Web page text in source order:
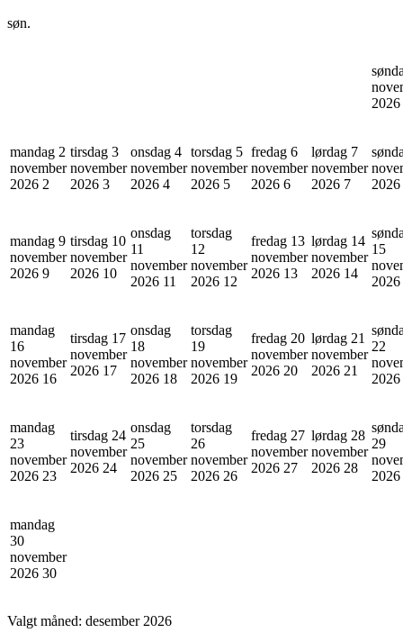
søn.
2026
mandag 2
november
2026 2
tirsdag 3
november
2026 3
onsdag 4
november
2026 4
torsdag 5
november
2026 5
fredag 6
november
2026 6
lørdag 7
november
2026 7
2026
mandag 9
november
2026 9
tirsdag 10
november
2026 10
onsdag
11
november
2026 11
torsdag
12
november
2026 12
fredag 13
november
2026 13
lørdag 14
november
2026 14
15
2026
mandag
16
november
2026 16
tirsdag 17
november
2026 17
onsdag
18
november
2026 18
torsdag
19
november
2026 19
fredag 20
november
2026 20
lørdag 21
november
2026 21
22
2026
mandag
23
november
2026 23
tirsdag 24
november
2026 24
onsdag
25
november
2026 25
torsdag
26
november
2026 26
fredag 27
november
2026 27
lørdag 28
november
2026 28
29
2026
mandag
30
november
2026 30
Valgt måned: desember 2026